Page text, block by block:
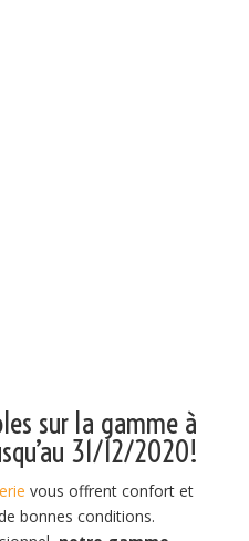
sur la gamme à
31/12/2020!
vous offrent confort et
bonnes conditions.